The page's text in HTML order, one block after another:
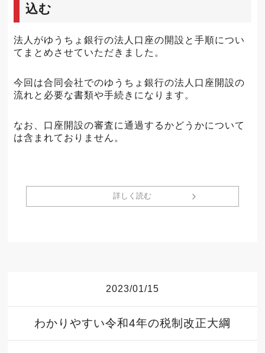
込む
法人がゆうちょ銀行の法人口座の開設と手順につい
てまとめさせていただきました。
今回は合同会社でのゆうちょ銀行の法人口座開設の
流れと必要な書類や手続きになります。
なお、口座開設の審査に通過するかどうかについて
は含まれておりません。
詳しく読む
2023/01/15
わかりやすい令和4年の税制改正大綱